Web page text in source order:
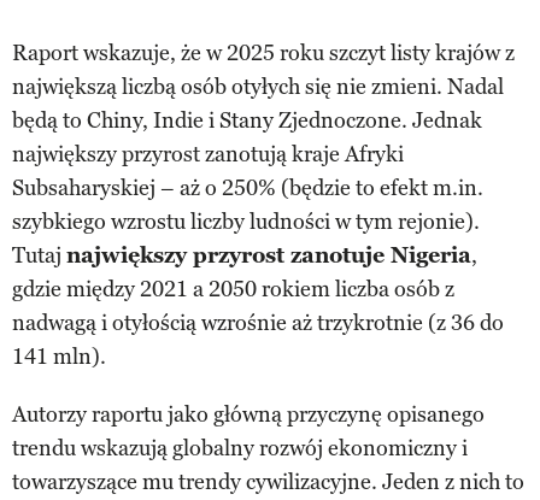
Raport wskazuje, że w 2025 roku szczyt listy krajów z
największą liczbą osób otyłych się nie zmieni. Nadal
będą to Chiny, Indie i Stany Zjednoczone. Jednak
największy przyrost zanotują kraje Afryki
Subsaharyskiej – aż o 250% (będzie to efekt m.in.
szybkiego wzrostu liczby ludności w tym rejonie).
Tutaj największy przyrost zanotuje Nigeria,
gdzie między 2021 a 2050 rokiem liczba osób z
nadwagą i otyłością wzrośnie aż trzykrotnie (z 36 do
141 mln).
Autorzy raportu jako główną przyczynę opisanego
trendu wskazują globalny rozwój ekonomiczny i
towarzyszące mu trendy cywilizacyjne. Jeden z nich to